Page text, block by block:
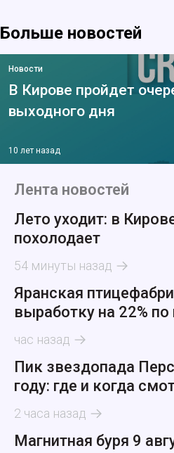
Больше новостей
Новости
В Кирове пройдет
выходного дня
10 лет назад
Лента новостей
Лето уходит: в
похолодает
54 минуты назад
Яранская
выработку на 22% по
час назад
Пик звездопада
году: где и когда
2 часа назад
Магнитная буря 9